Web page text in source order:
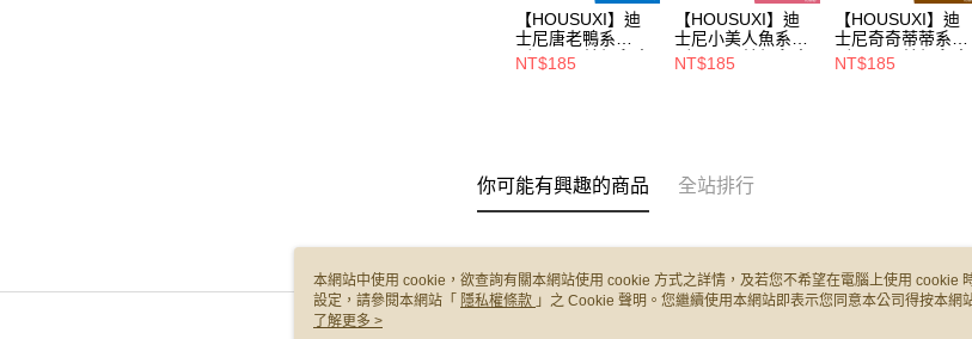
【HOUSUXI】迪
士尼唐老鴨系
列-316不鏽鋼兒童
湯匙(小童)【5周年
NT$185
【HOUSUXI】迪
士尼小美人魚系
列-316不鏽鋼兒童
湯匙(大童)【5周年
NT$185
【HOUSUXI】迪
士尼奇奇蒂蒂系
列-316不鏽鋼兒童
湯匙(大童)【5周年
NT$185
你可能有興趣的商品 全站排行
本網站中使用 cookie，欲查詢有關本網站使用 cookie 方式之詳情，及若您不希望在電腦上使用 cookie
設定，請參閱本網站「 隱私權條款 」之 Cookie 聲明。您繼續使用本網站即表示您同意本公司得按本網
使用 cookie。
了解更多 >